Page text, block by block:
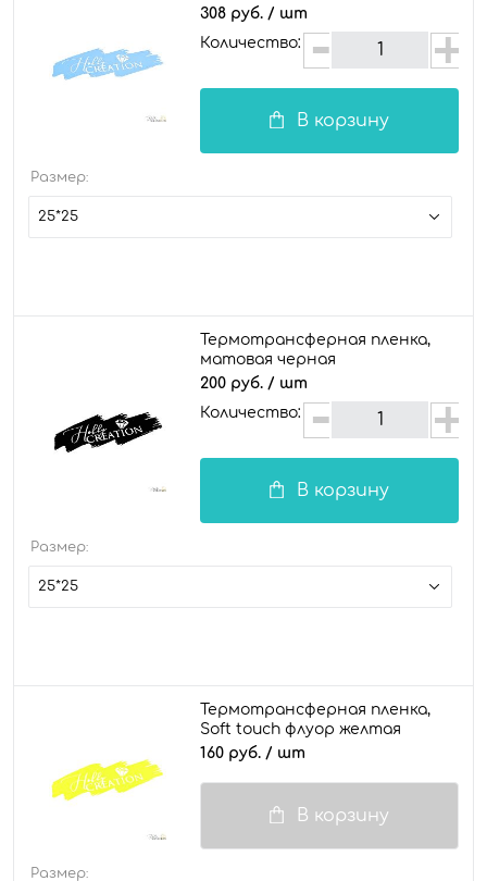
308 руб. / шт
Количество:
В корзину
Размер:
25*25
Термотрансферная пленка,
матовая черная
200 руб. / шт
Количество:
В корзину
Размер:
25*25
Термотрансферная пленка,
Soft touch флуор желтая
160 руб. / шт
В корзину
Размер: